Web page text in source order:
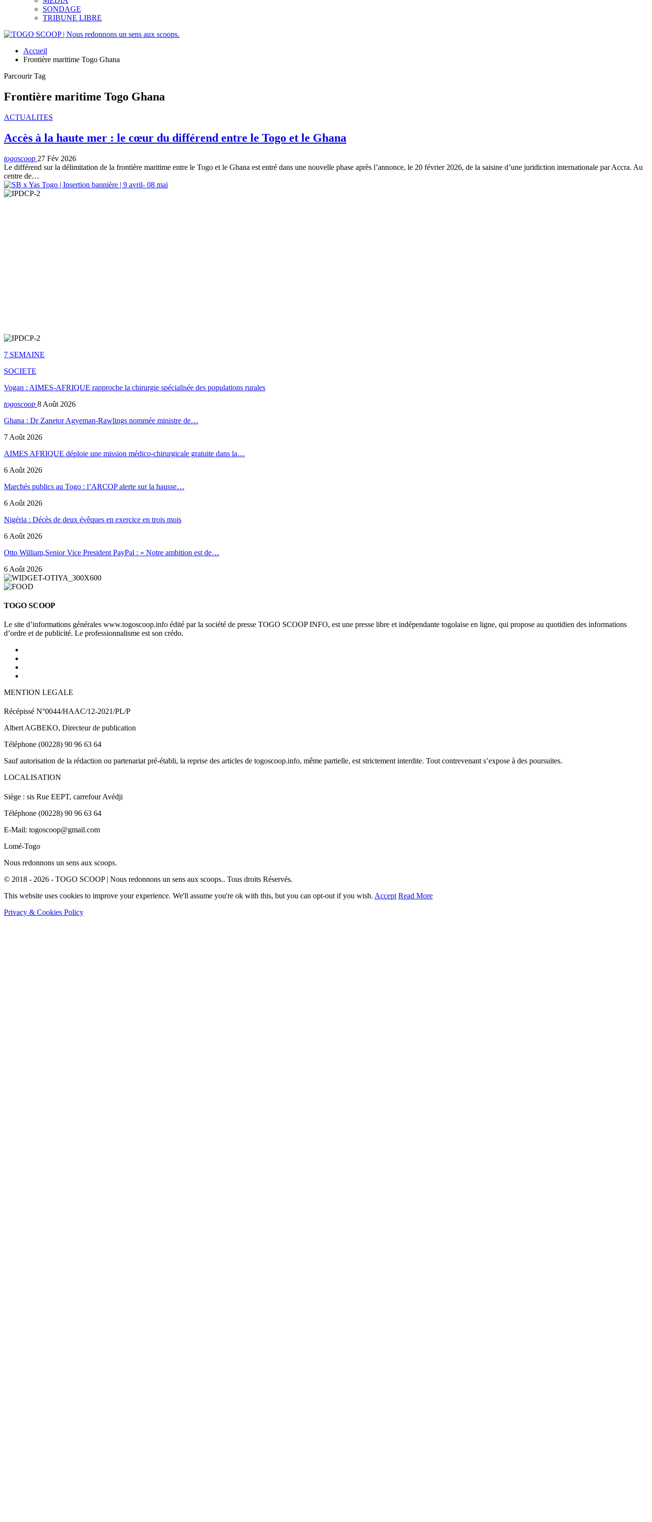
SONDAGE
TRIBUNE LIBRE
Accueil
Frontière maritime Togo Ghana
Parcourir Tag
Frontière maritime Togo Ghana
ACTUALITES
Accès à la haute mer : le cœur du différend entre le Togo et le Ghana
togoscoop 27 Fév 2026
Le différend sur la délimitation de la frontière maritime entre le Togo et le Ghana est entré dans une nouvelle phase après l’annonce, le 20 février 2026, de la saisine d’une juridiction internationale par Accra. Au
centre de…
7 SEMAINE
SOCIETE
Vogan : AIMES-AFRIQUE rapproche la chirurgie spécialisée des populations rurales
togoscoop 8 Août 2026
Ghana : Dr Zanetor Agyeman-Rawlings nommée ministre de…
7 Août 2026
AIMES AFRIQUE déploie une mission médico-chirurgicale gratuite dans la…
6 Août 2026
Marchés publics au Togo : l’ARCOP alerte sur la hausse…
6 Août 2026
Nigéria : Décès de deux évêques en exercice en trois mois
6 Août 2026
Otto William,Senior Vice President PayPal : « Notre ambition est de…
6 Août 2026
TOGO SCOOP
Le site d’informations générales www.togoscoop.info édité par la société de presse TOGO SCOOP INFO, est une presse libre et indépendante togolaise en ligne, qui propose au quotidien des informations
d’ordre et de publicité. Le professionnalisme est son crédo.
MENTION LEGALE
Récépissé N°0044/HAAC/12-2021/PL/P
Albert AGBEKO, Directeur de publication
Téléphone (00228) 90 96 63 64
Sauf autorisation de la rédaction ou partenariat pré-établi, la reprise des articles de togoscoop.info, même partielle, est strictement interdite. Tout contrevenant s’expose à des poursuites.
LOCALISATION
Siège : sis Rue EEPT, carrefour Avédji
Téléphone (00228) 90 96 63 64
E-Mail: togoscoop@gmail.com
Lomé-Togo
Nous redonnons un sens aux scoops.
© 2018 - 2026 - TOGO SCOOP | Nous redonnons un sens aux scoops.. Tous droits Réservés.
This website uses cookies to improve your experience. We'll assume you're ok with this, but you can opt-out if you wish. Accept Read More
Privacy & Cookies Policy